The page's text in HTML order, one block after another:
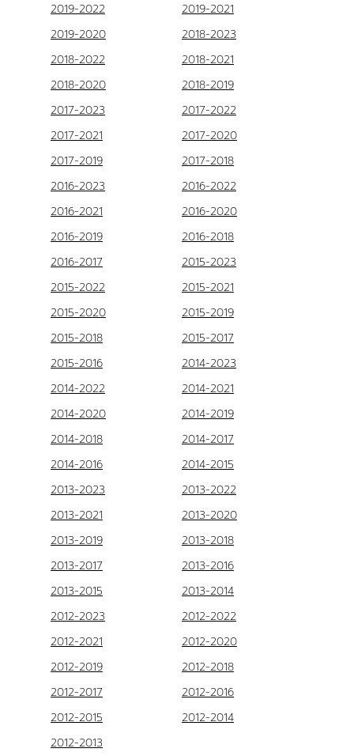
2019-2022
2019-2021
2019-2020
2018-2023
2018-2022
2018-2021
2018-2020
2018-2019
2017-2023
2017-2022
2017-2021
2017-2020
2017-2019
2017-2018
2016-2023
2016-2022
2016-2021
2016-2020
2016-2019
2016-2018
2016-2017
2015-2023
2015-2022
2015-2021
2015-2020
2015-2019
2015-2018
2015-2017
2015-2016
2014-2023
2014-2022
2014-2021
2014-2020
2014-2019
2014-2018
2014-2017
2014-2016
2014-2015
2013-2023
2013-2022
2013-2021
2013-2020
2013-2019
2013-2018
2013-2017
2013-2016
2013-2015
2013-2014
2012-2023
2012-2022
2012-2021
2012-2020
2012-2019
2012-2018
2012-2017
2012-2016
2012-2015
2012-2014
2012-2013